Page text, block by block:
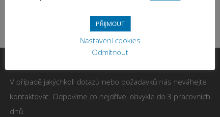
V případě jakýchkoli dotazů nebo požadavků nás neváhejte
kontaktovat. Odpovíme co nejdříve, obvykle do 3 pracovních
dnů.
PŘIJMOUT
Nastavení cookies
Odmítnout